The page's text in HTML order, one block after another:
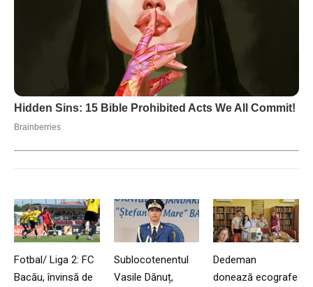
Fotbal/ Liga 2: FC
Bacău, învinsă de
Sublocotenentul
Vasile Dănuț,
Dedeman
donează ecografe